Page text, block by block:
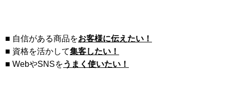
■ 自信がある商品をお客様に伝えたい！
■ 資格を活かして集客したい！
■ WebやSNSをうまく使いたい！